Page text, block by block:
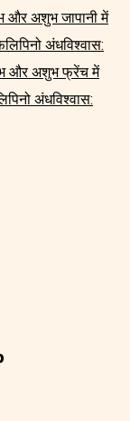
और अशुभ जापानी में
अंधविश्वास:
और अशुभ फ्रेंच में
अंधविश्वास: